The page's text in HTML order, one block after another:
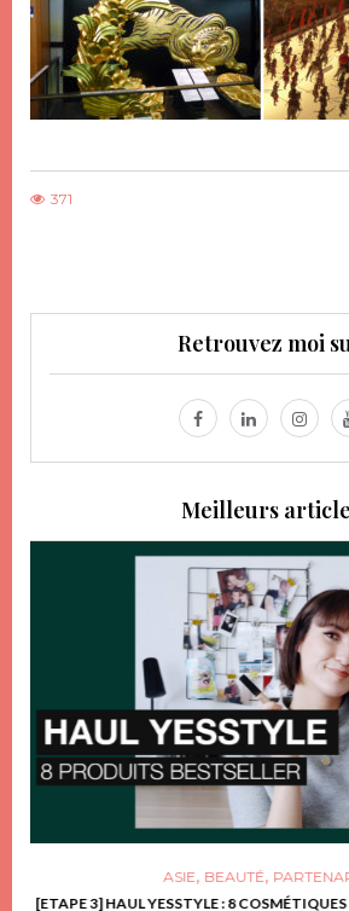
371
Retrouvez moi
Meilleurs
ASIE, BEAUTÉ,
[ETAPE 3] HAUL YESSTYLE : 8 COSMÉTIQUES